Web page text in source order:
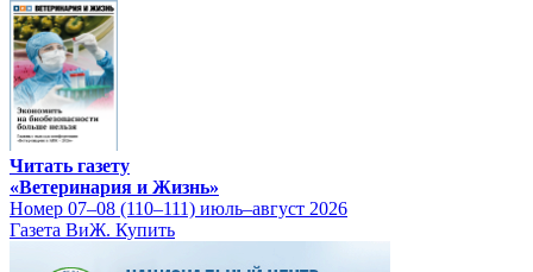
Читать газету
«Ветеринария и Жизнь»
Номер 07–08 (110–111) июль–август 2026
Газета ВиЖ. Купить